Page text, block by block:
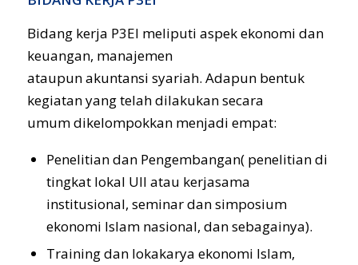
Bidang kerja P3EI meliputi aspek ekonomi dan
keuangan, manajemen
ataupun akuntansi syariah. Adapun bentuk
kegiatan yang telah dilakukan secara
umum dikelompokkan menjadi empat:
Penelitian dan Pengembangan( penelitian di
tingkat lokal UII atau kerjasama
institusional, seminar dan simposium
ekonomi Islam nasional, dan sebagainya).
Training dan lokakarya ekonomi Islam,